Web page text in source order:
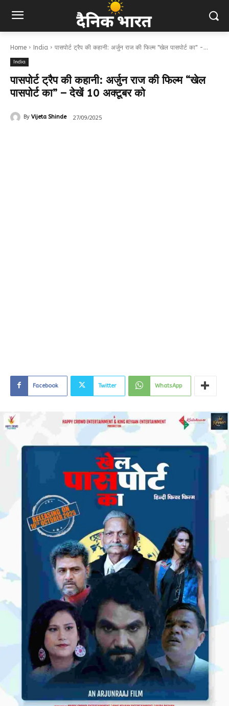
Home India पासपोर्ट ट्रैप की कहानी: अर्जुन राज की फिल्म "खेल पासपोर्ट का" -...
India
पासपोर्ट ट्रैप की कहानी: अर्जुन राज की फिल्म “खेल
पासपोर्ट का” – देखें 10 अक्टूबर को
By Vijeta Shinde 27/09/2025
Facebook Twitter WhatsApp